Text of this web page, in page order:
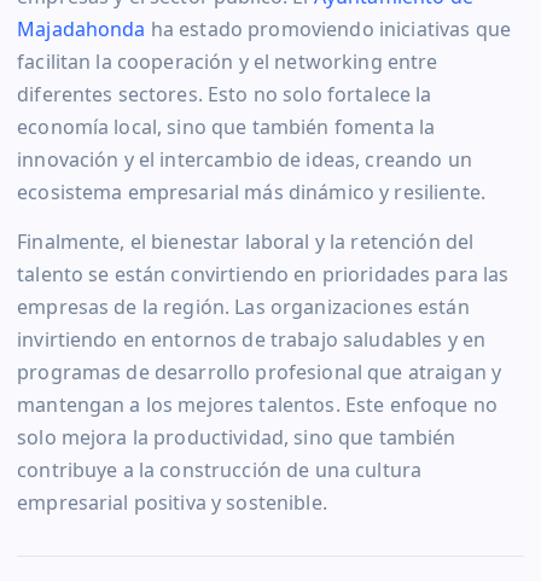
Majadahonda ha estado promoviendo iniciativas que
facilitan la cooperación y el networking entre
diferentes sectores. Esto no solo fortalece la
economía local, sino que también fomenta la
innovación y el intercambio de ideas, creando un
ecosistema empresarial más dinámico y resiliente.
Finalmente, el bienestar laboral y la retención del
talento se están convirtiendo en prioridades para las
empresas de la región. Las organizaciones están
invirtiendo en entornos de trabajo saludables y en
programas de desarrollo profesional que atraigan y
mantengan a los mejores talentos. Este enfoque no
solo mejora la productividad, sino que también
contribuye a la construcción de una cultura
empresarial positiva y sostenible.